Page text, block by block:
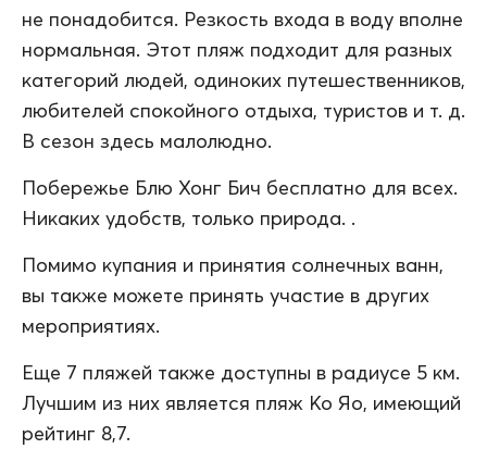
не понадобится. Резкость входа в воду вполне
нормальная. Этот пляж подходит для разных
категорий людей, одиноких путешественников,
любителей спокойного отдыха, туристов и т. д.
В сезон здесь малолюдно.
Побережье Блю Хонг Бич бесплатно для всех.
Никаких удобств, только природа. .
Помимо купания и принятия солнечных ванн,
вы также можете принять участие в других
мероприятиях.
Еще 7 пляжей также доступны в радиусе 5 км.
Лучшим из них является пляж Ко Яо, имеющий
рейтинг 8,7.